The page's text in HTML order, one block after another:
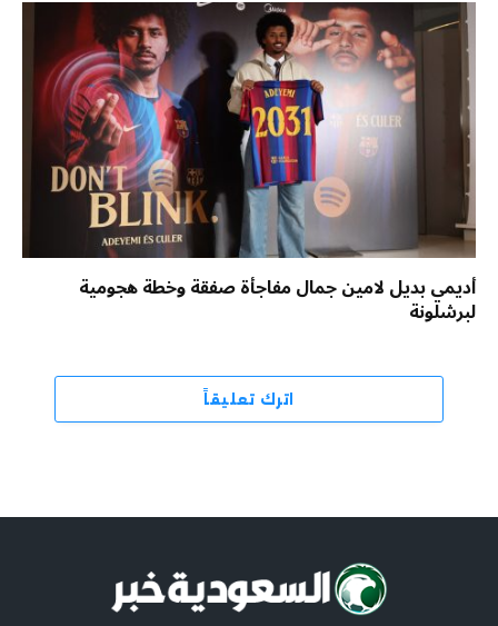
أديمي بديل لامين جمال مفاجأة صفقة وخطة هجومية
لبرشلونة
اترك تعليقاً